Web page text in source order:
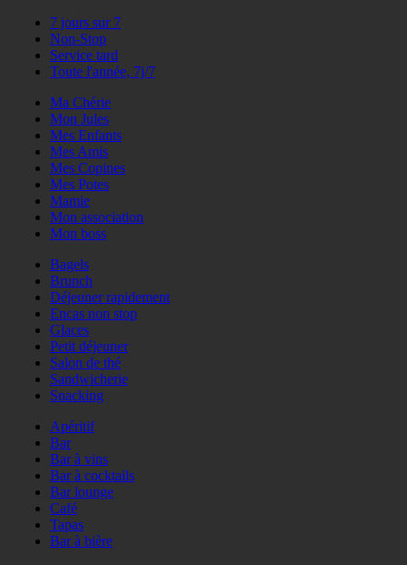
7 jours sur 7
Non-Stop
Service tard
Toute l'année, 7j/7
Ma Chérie
Mon Jules
Mes Enfants
Mes Amis
Mes Copines
Mes Potes
Mamie
Mon association
Mon boss
Bagels
Brunch
Déjeuner rapidement
Encas non stop
Glaces
Petit déjeuner
Salon de thé
Sandwicherie
Snacking
Apéritif
Bar
Bar à vins
Bar à cocktails
Bar lounge
Café
Tapas
Bar à bière